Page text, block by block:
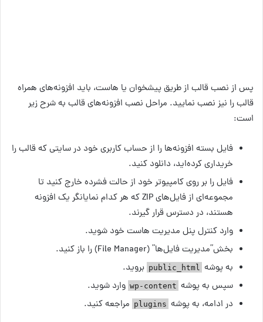
پس از نصب قالب از طریق پیشخوان یا هاست، باید افزونه‌های همراه
قالب را نیز نصب نمایید. مراحل نصب افزونه‌های قالب به شرح زیر
است:
فایل بسته افزونه‌ها را از حساب کاربری خود در سایتی که قالب را
خریداری کرده‌اید، دانلود کنید.
فایل را بر روی کامپیوتر خود از حالت فشرده خارج کنید تا
مجموعه‌ای از فایل‌های ZIP که هر کدام نمایانگر یک افزونه
هستند، در دسترس قرار گیرند.
وارد کنترل پنل مدیریت هاست خود شوید.
بخش”مدیریت فایل‌ها” (File Manager) را باز کنید.
به پوشه
public_html بروید.
سپس به پوشه wp-content وارد شوید.
در ادامه، به پوشه plugins مراجعه کنید.